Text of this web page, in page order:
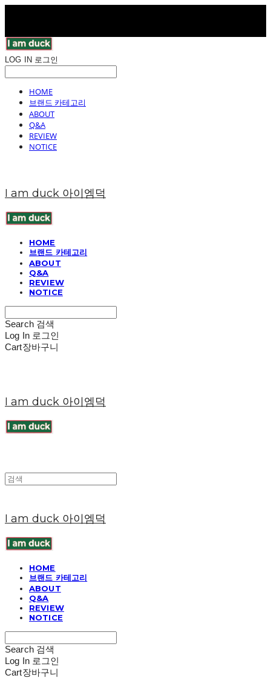
LOG IN 로그인
HOME
브랜드 카테고리
ABOUT
Q&A
REVIEW
NOTICE
I am duck 아이엠덕
HOME
브랜드 카테고리
ABOUT
Q&A
REVIEW
NOTICE
Search 검색
Log In 로그인
Cart장바구니
I am duck 아이엠덕
I am duck 아이엠덕
HOME
브랜드 카테고리
ABOUT
Q&A
REVIEW
NOTICE
Search 검색
Log In 로그인
Cart장바구니